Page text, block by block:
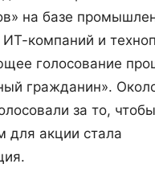
на базе
ИТ-компаний и
голосование
гражданин».
за то,
для акции стала